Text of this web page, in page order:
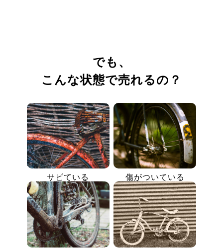
でも、
こんな状態で売れるの？
サビている 傷がついている